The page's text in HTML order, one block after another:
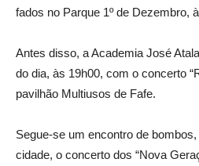
fados no Parque 1º de Dezembro,
Antes disso, a Academia José
do dia, às 19h00, com o concerto
pavilhão Multiusos de Fafe.
Segue-se um encontro de
cidade, o concerto dos “Nova